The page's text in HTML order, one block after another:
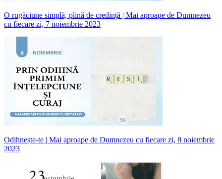
O rugăciune simplă, plină de credință | Mai aproape de Dumnezeu
cu fiecare zi, 7 noiembrie 2023
Odihnește-te | Mai aproape de Dumnezeu cu fiecare zi, 8 noiembrie
2023